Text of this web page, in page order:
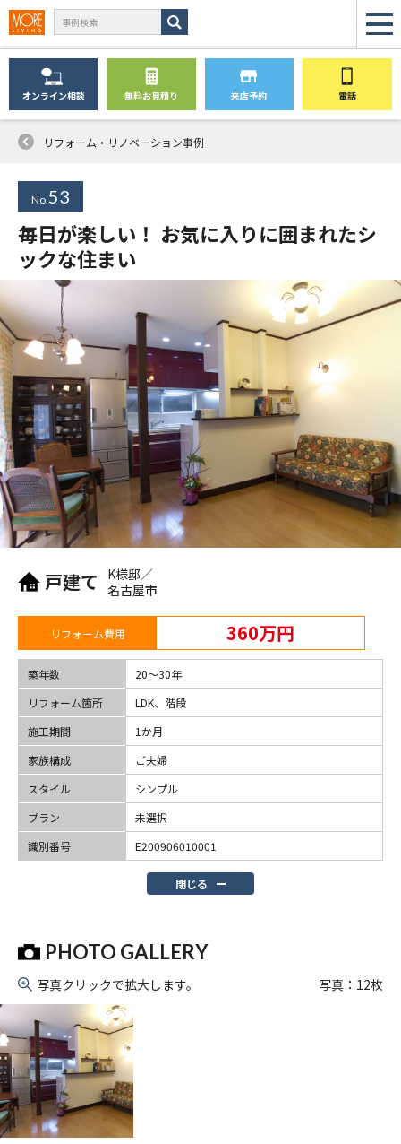
オンライン相談 無料お見積り 来店予約 電話
リフォーム・リノベーション事例
No.53
毎日が楽しい！ お気に入りに囲まれたシ
ックな住まい
戸建て
K様邸／
名古屋市
リフォーム費用 360万円
築年数
20〜30年
リフォーム箇所
LDK、階段
施工期間
1か月
家族構成
ご夫婦
スタイル
シンプル
プラン
未選択
識別番号
E200906010001
閉じる
PHOTO GALLERY
写真クリックで拡大します。 写真： 12枚